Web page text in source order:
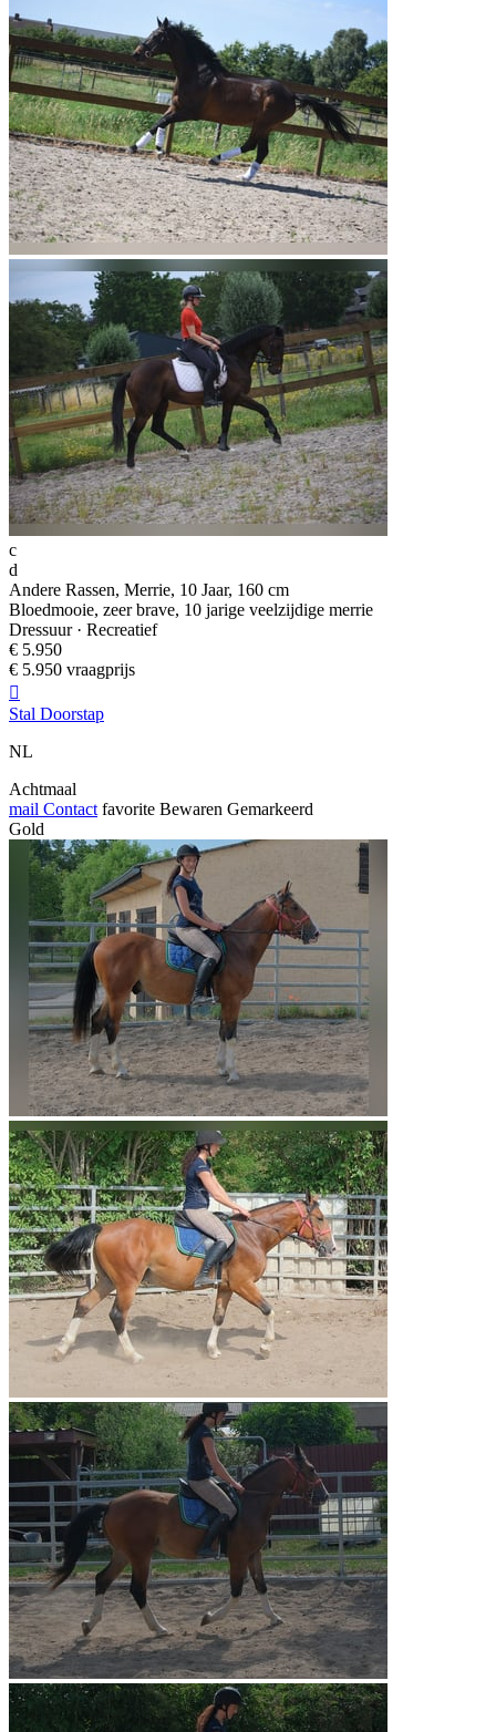
c
d
Andere Rassen, Merrie, 10 Jaar, 160 cm
Bloedmooie, zeer brave, 10 jarige veelzijdige merrie
Dressuur · Recreatief
€ 5.950
€ 5.950 vraagprijs

Stal Doorstap
NL
Achtmaal
mail Contact favorite Bewaren Gemarkeerd
Gold